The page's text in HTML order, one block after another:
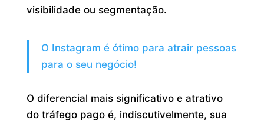
visibilidade ou segmentação.
O Instagram é ótimo para atrair pessoas
para o seu negócio!
O diferencial mais significativo e atrativo
do tráfego pago é, indiscutivelmente, sua